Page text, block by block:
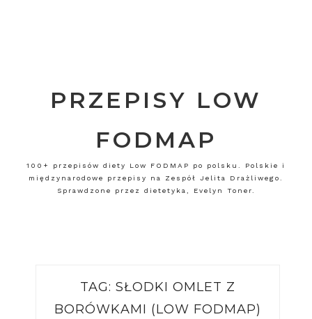
PRZEPISY LOW
FODMAP
100+ przepisów diety Low FODMAP po polsku. Polskie i
międzynarodowe przepisy na Zespół Jelita Drażliwego.
Sprawdzone przez dietetyka, Evelyn Toner.
TAG: SŁODKI OMLET Z
BORÓWKAMI (LOW FODMAP)